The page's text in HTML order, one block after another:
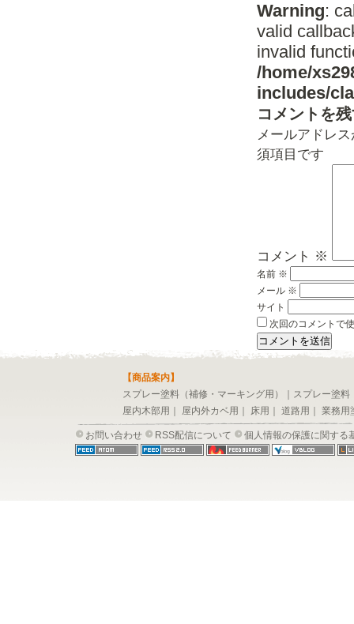
Warning:
valid
invalid
/home/
includes/
コメントを
メールアドレ
須項目です
コメント ※
名前 ※
メール ※
サイト
次回のコメントで
【商品案内】
スプレー塗料（補修・マーキング用）
スプレー塗料
屋内木部用
屋内外カベ用 床用 道路用 業務用
お問い合わせ RSS配信について 個人情報の保護に関する